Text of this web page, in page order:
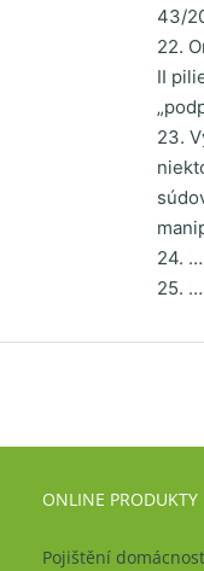
43/
22.
II
23.
24. …
25. …
ONLINE PRODUKTY
Pojištění